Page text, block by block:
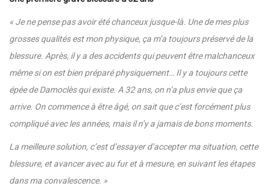
« Je ne pense pas avoir été chanceux jusque-là. Une de mes plus
grosses qualités est mon physique, ça m’a toujours préservé de la
blessure. Après, il y a des accidents qui peuvent être malchanceux
même si on est bien préparé physiquement… Il y a toujours cette
épée de Damoclès qui existe. A 32 ans, on n’a plus envie que ça
arrive. On commence à être âgé, on sait que c’est forcément plus
compliqué avec les années, mais il n’y a jamais de bons moments.
La meilleure solution, c’est d’essayer d’accepter ma situation, cette
blessure, et avancer avec au fur et à mesure, en suivant les étapes
dans ma convalescence. »